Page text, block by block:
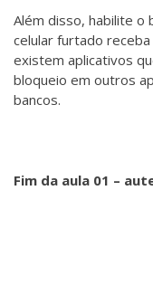
Além disso, habilite o
celular furtado receba
existem aplicativos
bloqueio em outros
bancos.
Fim da aula 01 –